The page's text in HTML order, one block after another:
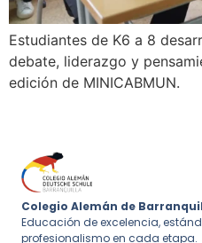
Estudiantes de K6 a 8
debate, liderazgo y
edición de MINICABMUN.
Colegio Alemán de
Educación de excelencia,
profesionalismo en cada etapa.